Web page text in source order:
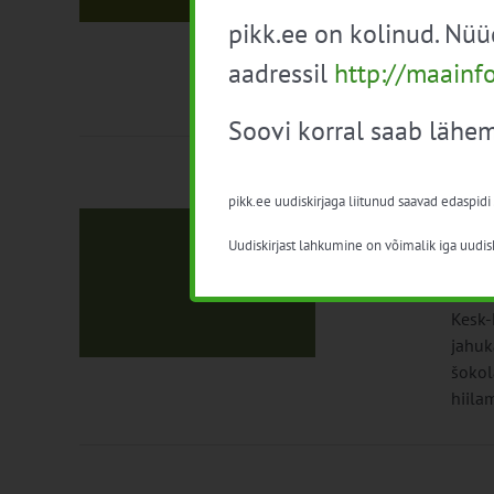
ning
ka
10.
pikk.ee on kolinud.
aadressil http://
Soovi korral saab
pikk.ee uudiskirjaga liitunud saavad
Uudiskirjast lahkumine on võimalik iga